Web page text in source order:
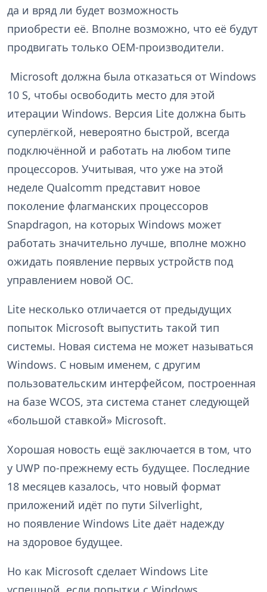
да и вряд ли будет возможность
приобрести её. Вполне возможно, что её будут
продвигать только OEM-производители.
Microsoft должна была отказаться от Windows
10 S, чтобы освободить место для этой
итерации Windows. Версия Lite должна быть
суперлёгкой, невероятно быстрой, всегда
подключённой и работать на любом типе
процессоров. Учитывая, что уже на этой
неделе Qualcomm представит новое
поколение флагманских процессоров
Snapdragon, на которых Windows может
работать значительно лучше, вполне можно
ожидать появление первых устройств под
управлением новой ОС.
Lite несколько отличается от предыдущих
попыток Microsoft выпустить такой тип
системы. Новая система не может называться
Windows. С новым именем, с другим
пользовательским интерфейсом, построенная
на базе WCOS, эта система станет следующей
«большой ставкой» Microsoft.
Хорошая новость ещё заключается в том, что
у UWP по-прежнему есть будущее. Последние
18 месяцев казалось, что новый формат
приложений идёт по пути Silverlight,
но появление Windows Lite даёт надежду
на здоровое будущее.
Но как Microsoft сделает Windows Lite